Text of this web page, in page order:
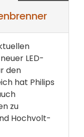
LED-
den
hat Philips
zu
Hochvolt-